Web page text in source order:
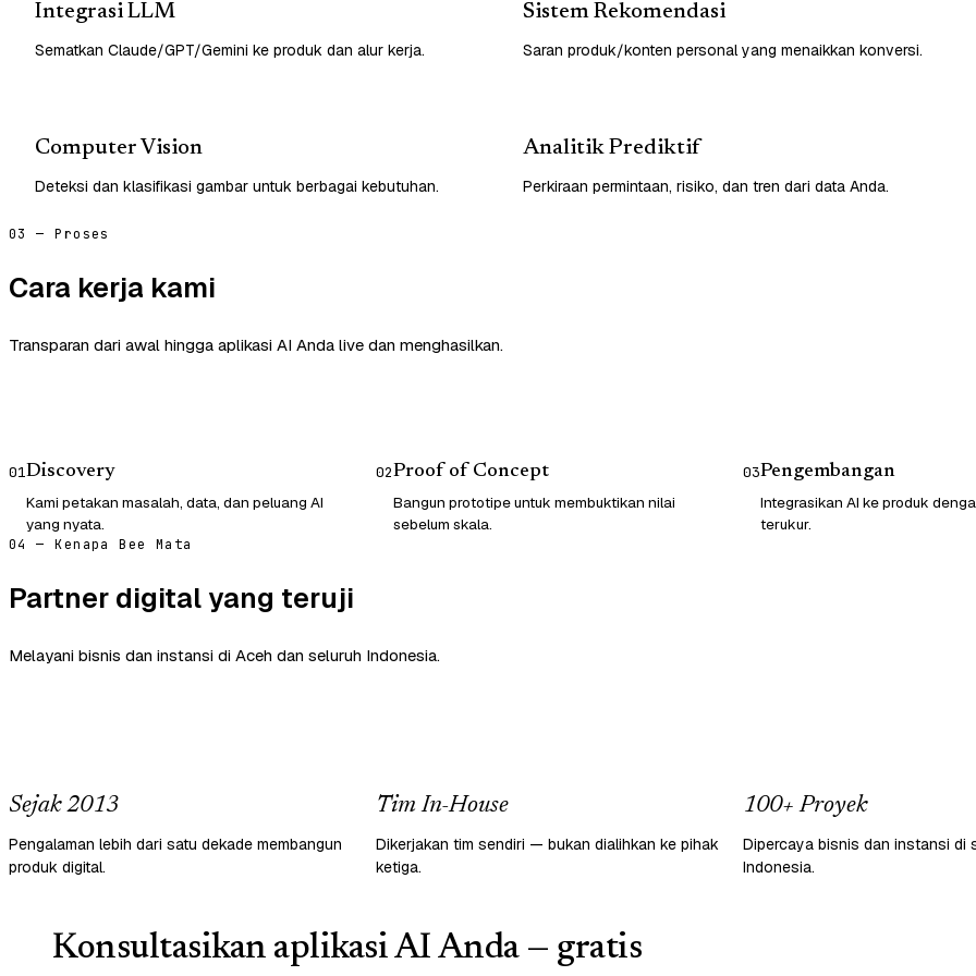
Integrasi LLM
Sematkan Claude/GPT/Gemini ke produk dan alur kerja.
Sistem Rekomendasi
Saran produk/konten personal yang menaikkan konversi.
Computer Vision
Deteksi dan klasifikasi gambar untuk berbagai kebutuhan.
Analitik Prediktif
Perkiraan permintaan, risiko, dan tren dari data Anda.
03 — Proses
Cara kerja kami
Transparan dari awal hingga aplikasi AI Anda live dan menghasilkan.
01Discovery
Kami petakan masalah, data, dan peluang AI
yang nyata.
02Proof of Concept
Bangun prototipe untuk membuktikan nilai
sebelum skala.
03Pengembangan
Integrasikan AI ke produk
terukur.
04 — Kenapa Bee Mata
Partner digital yang teruji
Melayani bisnis dan instansi di Aceh dan seluruh Indonesia.
Sejak 2013
Pengalaman lebih dari satu dekade membangun
produk digital.
Tim In-House
Dikerjakan tim sendiri — bukan dialihkan ke pihak
ketiga.
100+ Proyek
Dipercaya bisnis dan instansi di
Indonesia.
Konsultasikan aplikasi AI Anda — gratis